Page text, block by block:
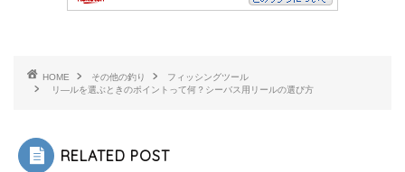
HOME その他の釣り
フィッシングツール
リ―ルを選ぶときのポイントって何？シーバス用リールの選び方
RELATED POST